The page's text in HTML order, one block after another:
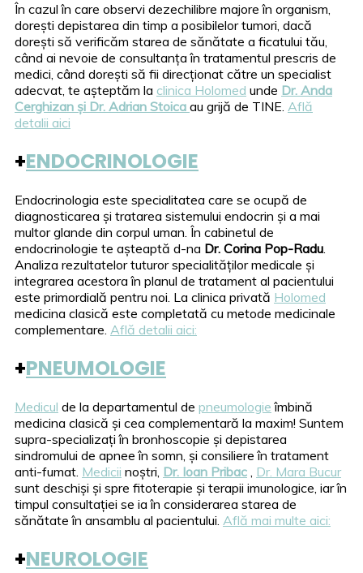
În cazul în care observi dezechilibre majore în organism,
dorești depistarea din timp a posibilelor tumori, dacă
dorești să verificăm starea de sănătate a ficatului tău,
când ai nevoie de consultanța în tratamentul prescris de
medici, când dorești să fii direcționat către un specialist
adecvat, te așteptăm la clinica Holomed unde Dr. Anda
Cerghizan și Dr. Adrian Stoica au grijă de TINE. Află
detalii aici
+ENDOCRINOLOGIE
Endocrinologia este specialitatea care se ocupă de
diagnosticarea și tratarea sistemului endocrin și a mai
multor glande din corpul uman. În cabinetul de
endocrinologie te așteaptă d-na Dr. Corina Pop-Radu
Analiza rezultatelor tuturor specialităților medicale și
integrarea acestora în planul de tratament al pacientului
este primordială pentru noi. La clinica privată Holomed
medicina clasică este completată cu metode medicinale
complementare. Află detalii aici:
+PNEUMOLOGIE
Medicul de la departamentul de pneumologie îmbină
medicina clasică și cea complementară la maxim! Suntem
supra-specializați în bronhoscopie și depistarea
sindromului de apnee în somn, și consiliere în tratament
anti-fumat. Medicii noștri, Dr. Ioan Pribac Dr. Mara Bucur
sunt deschiși și spre fitoterapie și terapii imunologice, iar în
timpul consultației se ia în considerarea starea de
sănătate în ansamblu al pacientului. Află mai multe aici:
+NEUROLOGIE